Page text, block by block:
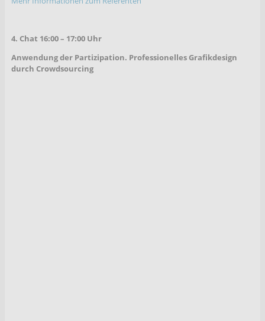
4. Chat 16:00 – 17:00 Uhr
Anwendung der Partizipation. Professionelles Grafikdesign
durch Crowdsourcing